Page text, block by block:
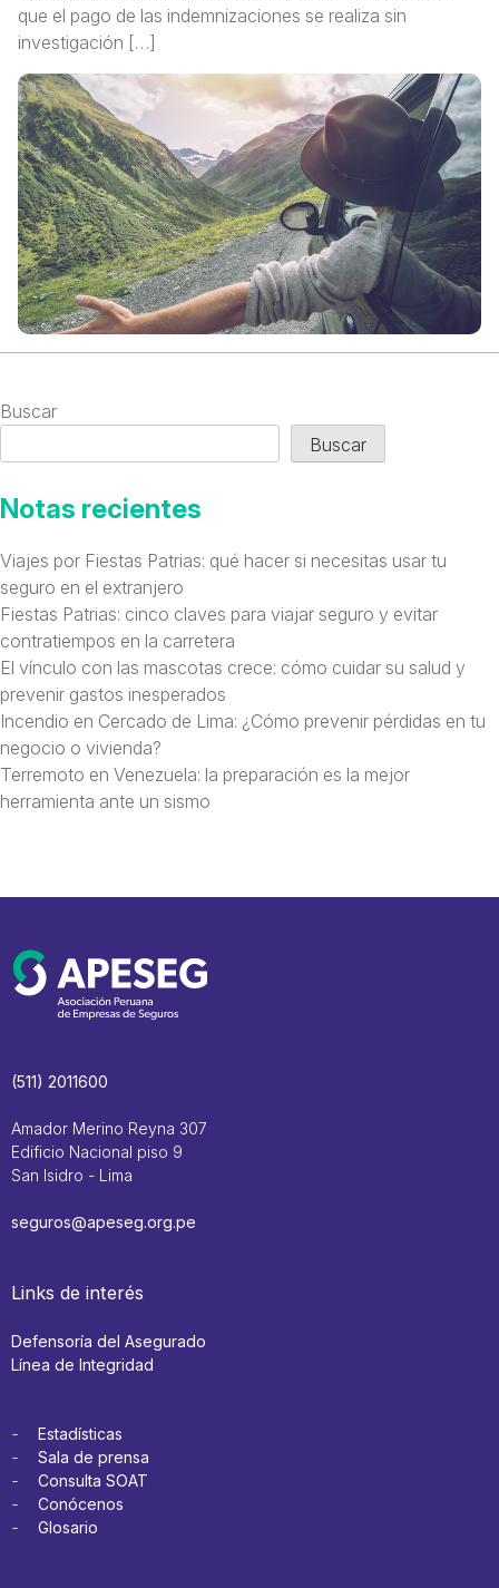
que el pago de las indemnizaciones se realiza sin
investigación […]
Buscar
Buscar
Notas recientes
Viajes por Fiestas Patrias: qué hacer si necesitas usar tu
seguro en el extranjero
Fiestas Patrias: cinco claves para viajar seguro y evitar
contratiempos en la carretera
El vínculo con las mascotas crece: cómo cuidar su salud y
prevenir gastos inesperados
Incendio en Cercado de Lima: ¿Cómo prevenir pérdidas en tu
negocio o vivienda?
Terremoto en Venezuela: la preparación es la mejor
herramienta ante un sismo
(511) 2011600
Amador Merino Reyna 307
Edificio Nacional piso 9
San Isidro - Lima
seguros@apeseg.org.pe
Links de interés
Defensoría del Asegurado
Línea de Integridad
Estadísticas
Sala de prensa
Consulta SOAT
Conócenos
Glosario